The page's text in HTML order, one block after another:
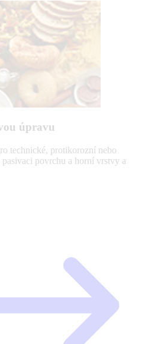
úpravu
technické, protikorozní nebo
povrchu a horní vrstvy a